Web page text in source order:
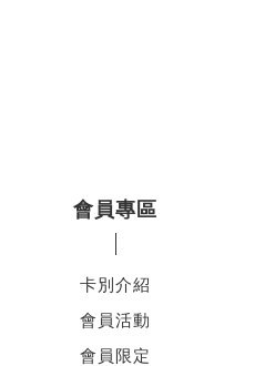
會員專區
卡別介紹
會員活動
會員限定